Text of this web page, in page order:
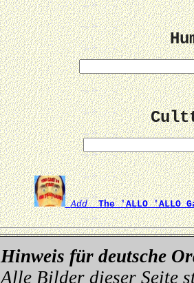
AddThe 'ALLO 'ALLO
Hinweis für deutsche
Alle Bilder dieser Seite